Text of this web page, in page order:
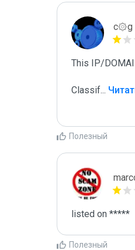
c۞g
This IP/
Classif...
Полезный
listed on *****
Полезный